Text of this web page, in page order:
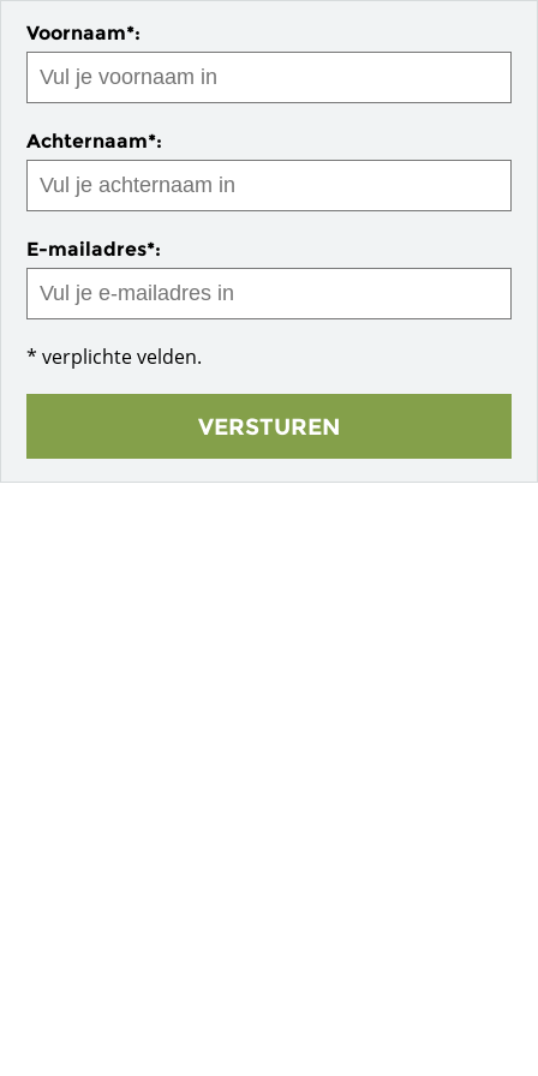
Voornaam*:
Achternaam*:
E-mailadres*:
* verplichte velden.